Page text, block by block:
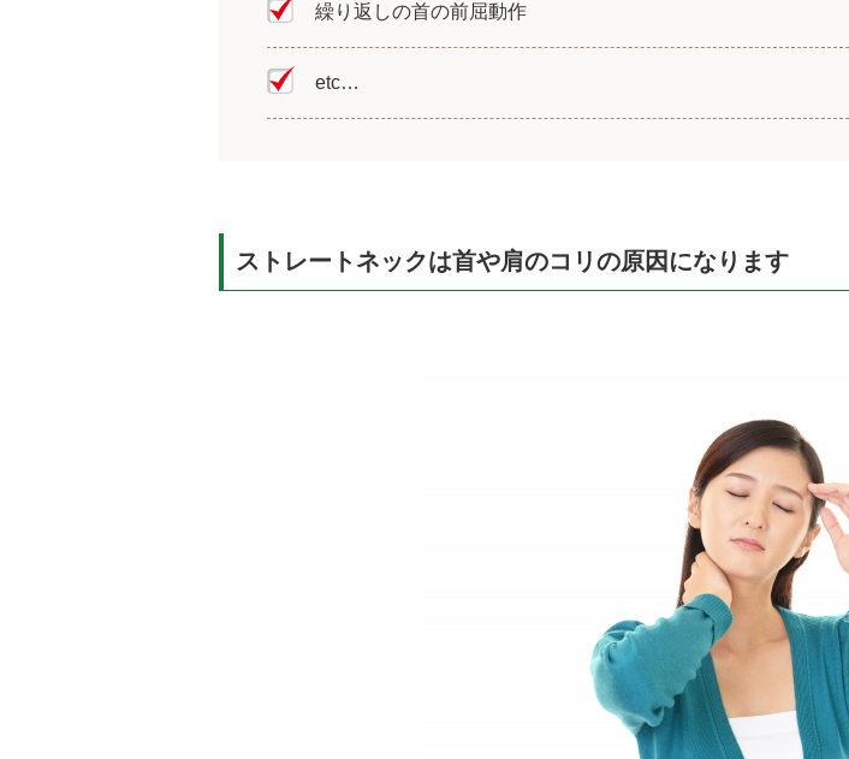
繰り返しの首の前屈動作
etc…
ストレートネックは首や肩のコリの原因になります